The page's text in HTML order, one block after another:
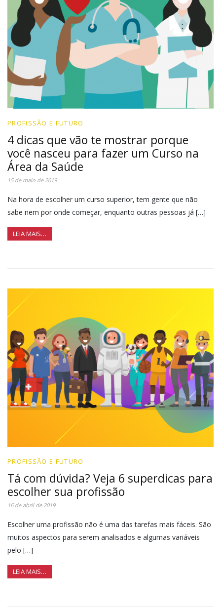
PROFISSÃO E FUTURO
4 dicas que vão te mostrar porque
você nasceu para fazer um Curso na
Área da Saúde
15 de maio de 2019
Na hora de escolher um curso superior, tem gente que não
sabe nem por onde começar, enquanto outras pessoas já […]
LEIA MAIS…
PROFISSÃO E FUTURO
Tá com dúvida? Veja 6 superdicas para
escolher sua profissão
16 de abril de 2019
Escolher uma profissão não é uma das tarefas mais fáceis. São
muitos aspectos para serem analisados e algumas variáveis
pelo […]
LEIA MAIS…